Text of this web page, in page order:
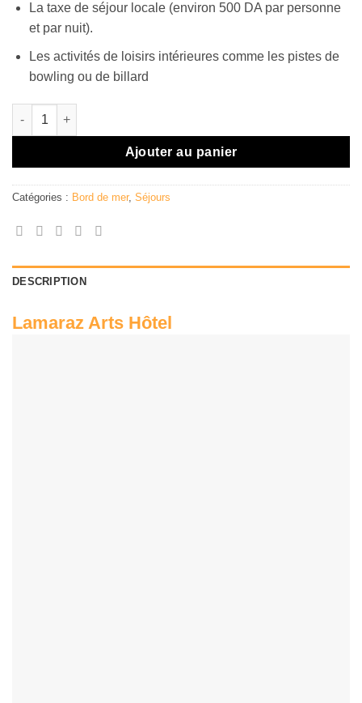
La taxe de séjour locale (environ 500 DA par personne
et par nuit).
Les activités de loisirs intérieures comme les pistes de
bowling ou de billard
quantité de Lamaraz Arts Hôtel
Ajouter au panier
Catégories : Bord de mer, Séjours
DESCRIPTION
Lamaraz Arts Hôtel